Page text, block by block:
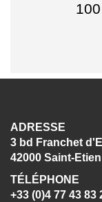
ADRESSE
3 bd Franchet
42000 Saint-
TÉLÉPHONE
+33 (0)4 77 43 83